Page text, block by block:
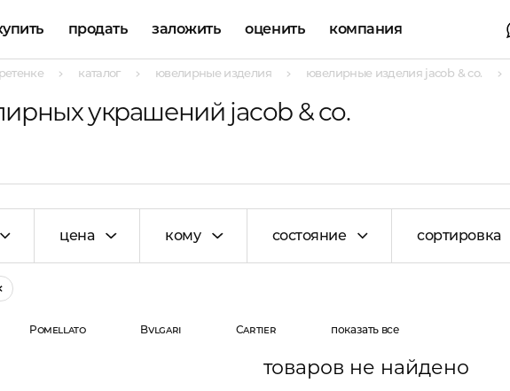
продать заложить оценить компания
каталог ювелирные изделия ювелирные изделия jacob & co.
украшений jacob & co.
цена кому состояние сортировка
Pomellato Bvlgari Cartier показать все
товаров не найдено